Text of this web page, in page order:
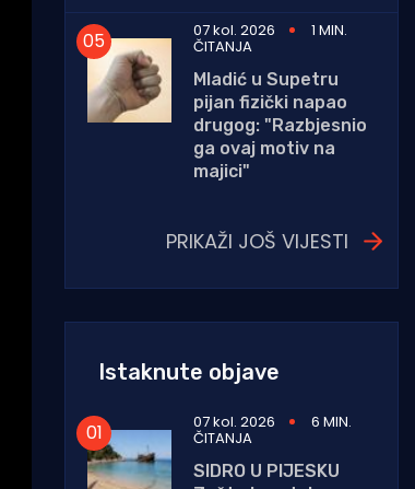
07 kol. 2026
1 MIN.
ČITANJA
Mladić u Supetru
pijan fizički napao
drugog: "Razbjesnio
ga ovaj motiv na
majici"
PRIKAŽI JOŠ VIJESTI
Istaknute objave
07 kol. 2026 6 MIN.
ČITANJA
SIDRO U PIJESKU